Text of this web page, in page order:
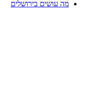
מה עושים בירושלים